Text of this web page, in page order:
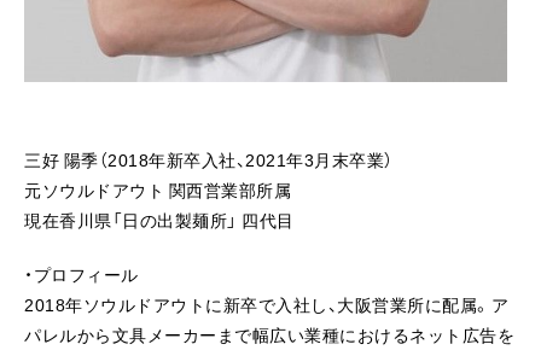
三好 陽季（2018年新卒入社、2021年3月末卒業）
元ソウルドアウト 関西営業部所属
現在香川県「日の出製麺所」 四代目
・プロフィール
2018年ソウルドアウトに新卒で入社し、大阪営業所に配属。ア
パレルから文具メーカーまで幅広い業種におけるネット広告を